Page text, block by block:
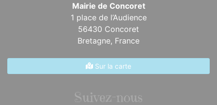
Mairie de Concoret
1 place de l’Audience
56430 Concoret
Bretagne, France
Sur la carte
Suivez-nous